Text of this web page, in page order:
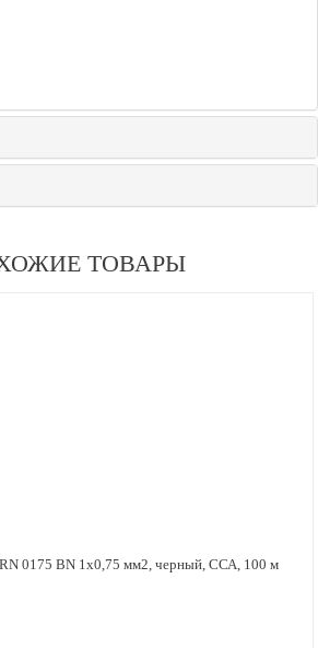
ТОВАРЫ
0175 BN 1х0,75 мм2, черный, ССА, 100 м